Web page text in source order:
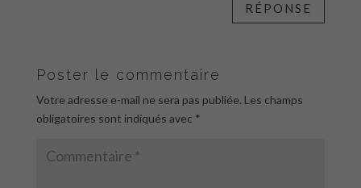
RÉPONSE
Poster le commentaire
Votre adresse e-mail ne sera pas publiée. Les champs
obligatoires sont indiqués avec *